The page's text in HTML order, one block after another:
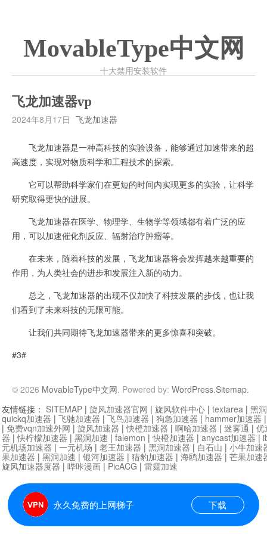
MovableType中文网
十大禁用安装软件
飞龙加速器vp
2024年8月17日 飞龙加速器
飞龙加速器是一种高科技的实验设备，能够通过加速带来的超
高速度，实现对物质科学和工程技术的探索。
它可以帮助科学家们在更短的时间内实现更多的实验，让科学
研究取得更快的进展。
飞龙加速器在医学、物理学、生物学等领域都有着广泛的应
用，可以加速催化剂反应、辐射治疗肿瘤等。
在未来，随着科技的发展，飞龙加速器将会发挥越来越重要的
作用，为人类社会的进步和发展注入新的动力。
总之，飞龙加速器的出现不仅加快了科技发展的步伐，也让我
们看到了未来科技的无限可能。
让我们共同期待飞龙加速器带来的更多惊喜和突破。
#3#
© 2026 MovableType中文网. Powered by: WordPress.Sitemap.
永久免费的上网梯子 下载
友情链接： SITEMAP | 旋风加速器官网 | 旋风软件中心 | textarea | 黑
quickq加速器 | 飞驰加速器 | 飞鸟加速器 | 狗急加速器 | hammer加速器
| 免费vqn加速外网 | 旋风加速器 |快橙加速器 | 啊哈加速器 | 迷雾通 | 优
器 |快柠檬加速器 | 黑洞加速 | falemon |快橙加速器 | anycast加速器 |
元机场加速器 | 一元机场 | 老王加速器 | 黑洞加速器 | 白石山 | 小牛加速
果加速器 | 黑洞加速 | 银河加速器 | 猎豹加速器 | 海鸥加速器 | 芒果加速
旋风加速器度器 | 哔咔漫画 | PicACG | 雷霆加速